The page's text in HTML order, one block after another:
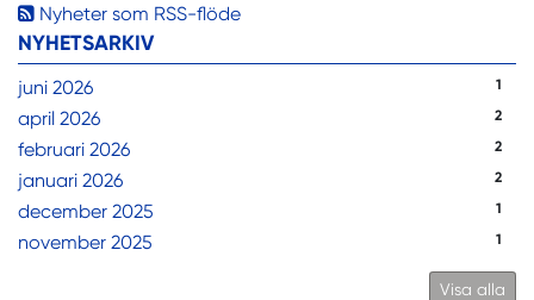
Nyheter som RSS-flöde
NYHETSARKIV
juni 2026 1
april 2026 2
februari 2026 2
januari 2026 2
december 2025 1
november 2025 1
Visa alla